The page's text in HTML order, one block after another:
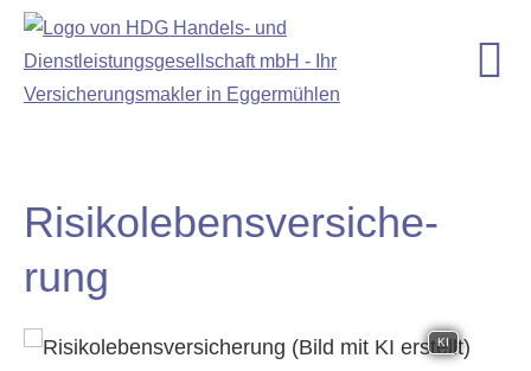
Risiko­lebens­ver­si­che­
rung
KI